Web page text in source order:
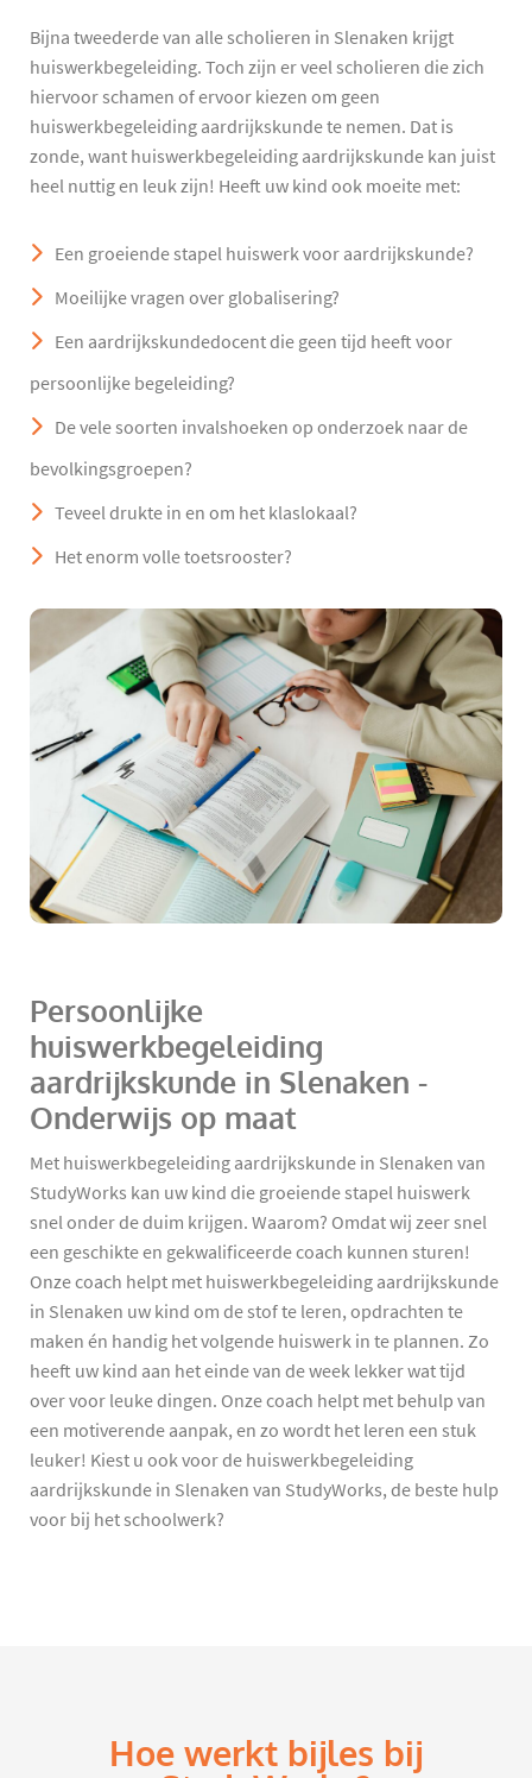
Bijna tweederde van alle scholieren in Slenaken krijgt
huiswerkbegeleiding. Toch zijn er veel scholieren die zich
hiervoor schamen of ervoor kiezen om geen
huiswerkbegeleiding aardrijkskunde te nemen. Dat is
zonde, want huiswerkbegeleiding aardrijkskunde kan juist
heel nuttig en leuk zijn! Heeft uw kind ook moeite met:
Een groeiende stapel huiswerk voor aardrijkskunde?
Moeilijke vragen over globalisering?
Een aardrijkskundedocent die geen tijd heeft voor
persoonlijke begeleiding?
De vele soorten invalshoeken op onderzoek naar de
bevolkingsgroepen?
Teveel drukte in en om het klaslokaal?
Het enorm volle toetsrooster?
Persoonlijke
huiswerkbegeleiding
aardrijkskunde in Slenaken -
Onderwijs op maat
Met huiswerkbegeleiding aardrijkskunde in Slenaken van
StudyWorks kan uw kind die groeiende stapel huiswerk
snel onder de duim krijgen. Waarom? Omdat wij zeer snel
een geschikte en gekwalificeerde coach kunnen sturen!
Onze coach helpt met huiswerkbegeleiding aardrijkskunde
in Slenaken uw kind om de stof te leren, opdrachten te
maken én handig het volgende huiswerk in te plannen. Zo
heeft uw kind aan het einde van de week lekker wat tijd
over voor leuke dingen. Onze coach helpt met behulp van
een motiverende aanpak, en zo wordt het leren een stuk
leuker! Kiest u ook voor de huiswerkbegeleiding
aardrijkskunde in Slenaken van StudyWorks, de beste hulp
voor bij het schoolwerk?
Hoe werkt bijles bij